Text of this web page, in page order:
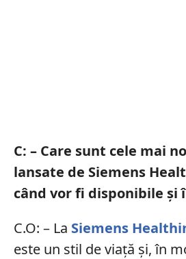
C: – Care sunt cele mai
lansate de Siemens
când vor fi disponibile și
C.O: – La Siemens
este un stil de viață și, în